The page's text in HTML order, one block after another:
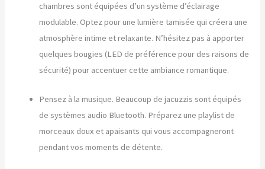
chambres sont équipées d’un système d’éclairage
modulable. Optez pour une lumière tamisée qui créera une
atmosphère intime et relaxante. N’hésitez pas à apporter
quelques bougies (LED de préférence pour des raisons de
sécurité) pour accentuer cette ambiance romantique.
Pensez à la musique. Beaucoup de jacuzzis sont équipés
de systèmes audio Bluetooth. Préparez une playlist de
morceaux doux et apaisants qui vous accompagneront
pendant vos moments de détente.